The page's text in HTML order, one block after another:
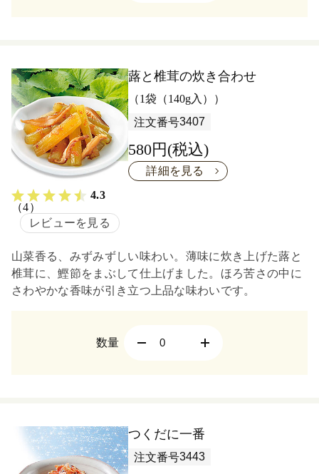
4.3
（4）
レビューを見る
蕗と椎茸の炊き合わせ
（1袋（140g入））
注文番号3407
580円(税込)
詳細を見る
山菜香る、みずみずしい味わい。薄味に炊き上げた蕗と
椎茸に、鰹節をまぶして仕上げました。ほろ苦さの中に
さわやかな香味が引き立つ上品な味わいです。
数量
つくだに一番
注文番号3443